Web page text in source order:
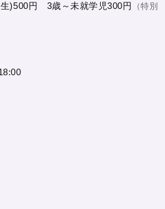
)500円 3歳～未就学児300円
（特別